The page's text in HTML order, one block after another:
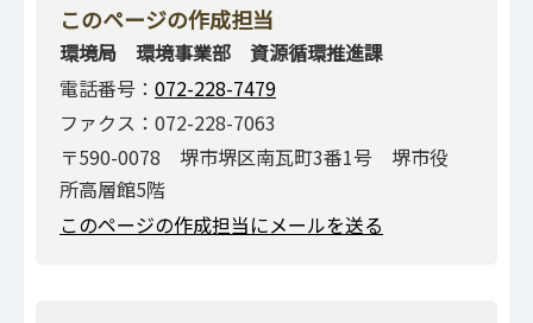
このページの作成担当
環境局 環境事業部 資源循環推進課
電話番号： 072-228-7479
ファクス：072-228-7063
〒590-0078 堺市堺区南瓦町3番1号 堺市役
所高層館5階
このページの作成担当にメールを送る